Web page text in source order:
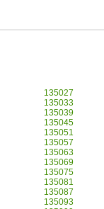
135027
135033
135039
135045
135051
135057
135063
135069
135075
135081
135087
135093